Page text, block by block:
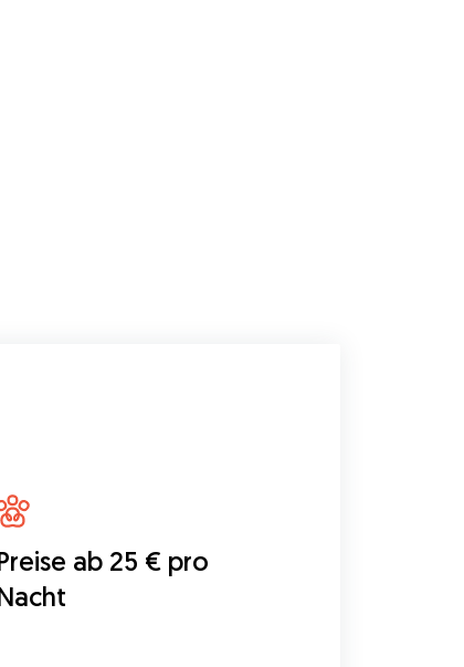
ab 25 € pro